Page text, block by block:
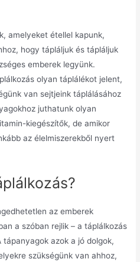
amelyeket étellel kapunk,
hogy tápláljuk és tápláljuk
emberek legyünk.
olyan táplálékot jelent,
van sejtjeink táplálásához
juthatunk olyan
kiegészítők, de amikor
az élelmiszerekből nyert
az emberek
a szóban rejlik – a táplálkozás
tápanyagok azok a jó dolgok,
szükségünk van ahhoz,